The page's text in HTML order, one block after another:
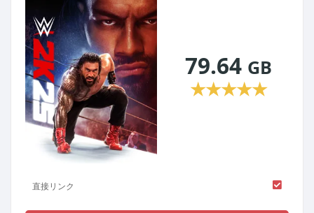
79.64 GB
★★★★★
直接リンク